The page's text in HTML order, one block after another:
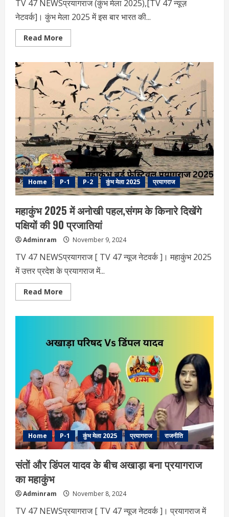
TV 47 NEWSप्रयागराज (कुंभ मेला 2025),[TV 47 न्यूज़
नेटवर्क]। कुंभ मेला 2025 में इस बार भारत की...
Read More
more
2025
हस्तशिल्प
प्रदर्शनी
देशभर
के
शीर्ष
100
शिल्पियों
का
संगम
Home P-1 P-2 कुंभ मेला 2025 प्रयागराज
महाकुंभ 2025 में अनोखी पहल,संगम के किनारे दिखेंगे
पक्षियों की 90 प्रजातियां
Adminram November 9, 2024
TV 47 NEWSप्रयागराज [ TV 47 न्‍यूज नेटवर्क ]। महाकुंभ 2025
में उत्तर प्रदेश के प्रयागराज में...
Read More
more
पहल,संगम
के
दिखेंगे
पक्षियों
की
90
प्रजातियां
Home P-1 कुंभ मेला 2025 प्रयागराज राजनीति
संतों और डिंपल यादव के बीच अखाड़ा बना प्रयागराज
का महाकुंभ
Adminram November 8, 2024
TV 47 NEWSप्रयागराज [ TV 47 न्‍यूज नेटवर्क ]। प्रयागराज में